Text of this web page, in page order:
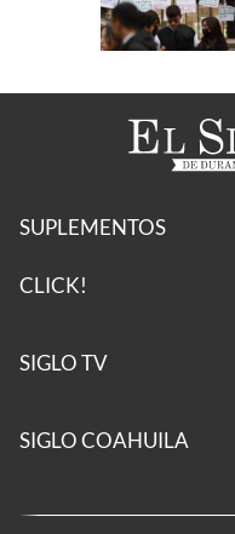
SUPLEMENTOS
CLICK!
SIGLO TV
SIGLO COAHUILA